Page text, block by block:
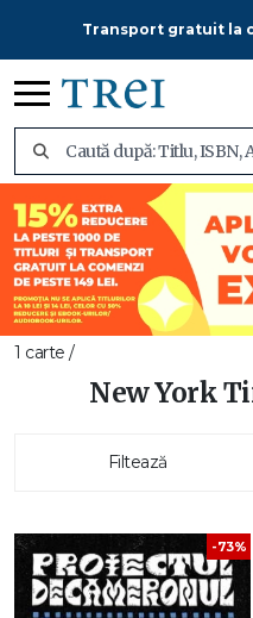
Transport gratuit la
1 carte /
New York
Filtează
-73%